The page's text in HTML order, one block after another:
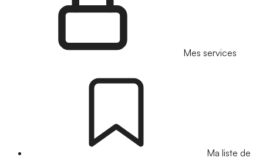
Mes services
Ma liste de